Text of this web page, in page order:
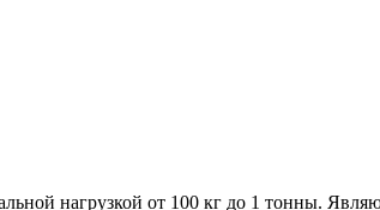
нагрузкой от 100 кг до 1 тонны.